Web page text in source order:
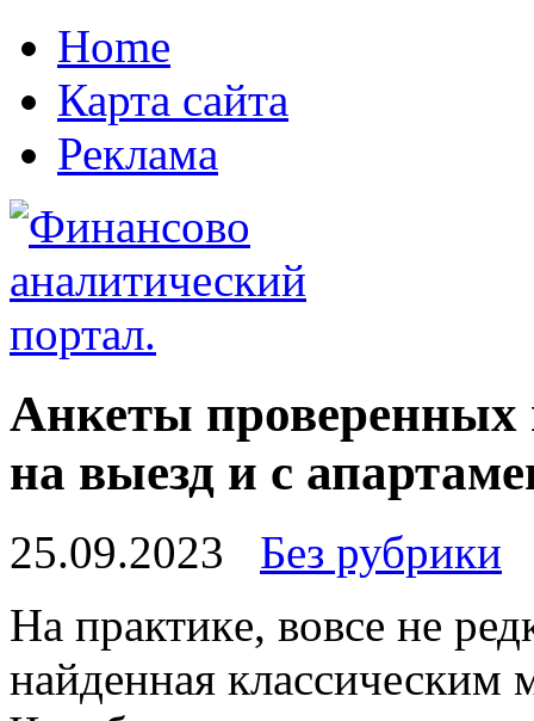
Home
Карта сайта
Реклама
Анкеты проверенных
на выезд и с
25.09.2023
Без рубрики
Нa прaктикe, вовсе не
найденная классическим